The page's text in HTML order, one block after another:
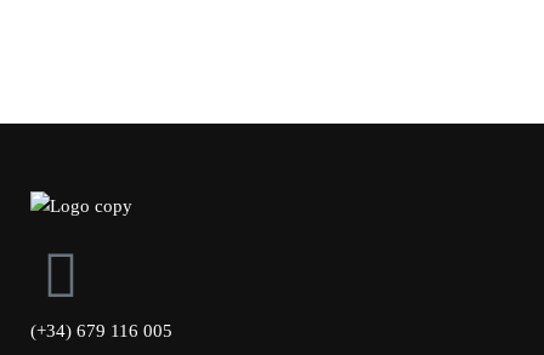
(+34) 679 116 005